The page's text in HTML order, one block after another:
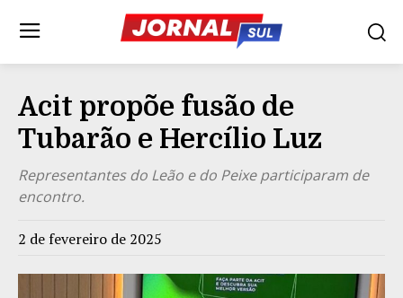
Acit propõe fusão de
Tubarão e Hercílio Luz
Representantes do Leão e do Peixe participaram de
encontro.
2 de fevereiro de 2025